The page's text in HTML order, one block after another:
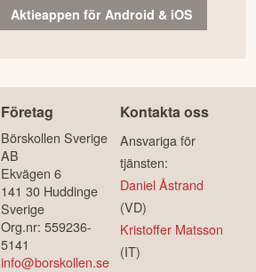
Aktieappen för Android & iOS
Företag
Börskollen Sverige
AB
Ekvägen 6
141 30 Huddinge
Sverige
Org.nr: 559236-
5141
info@borskollen.se
Kontakta oss
Ansvariga för
tjänsten:
Daniel Åstrand
(VD)
Kristoffer Matsson
(IT)